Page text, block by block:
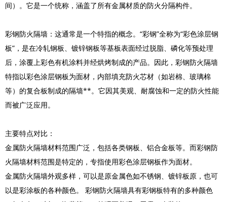
间）。它是一个统称，涵盖了所有金属材质的防火分隔构件。
彩钢防火隔墙：这通常是一个特指的概念。“彩钢”全称为“彩色涂层钢
板”，是在冷轧钢板、镀锌钢板等基板表面经过脱脂、磷化等预处理
后，涂覆上彩色有机涂料并经烘烤制成的产品。因此，彩钢防火隔墙
特指以彩色涂层钢板为面材，内部填充防火芯材（如岩棉、玻璃棉
等）的复合板制成的隔墙**。它因其美观、耐腐蚀和一定的防火性能
而被广泛应用。
主要特点对比：
金属防火隔墙材料范围广泛，包括各类钢板、铝合金板等。而彩钢防
火隔墙材料范围是特定的，专指使用彩色涂层钢板作为面材。
金属防火隔墙外观多样，可以是原金属色如不锈钢、镀锌板原，也可
以是彩涂板的各种颜色。 彩钢防火隔墙具有彩钢板特有的多种颜色